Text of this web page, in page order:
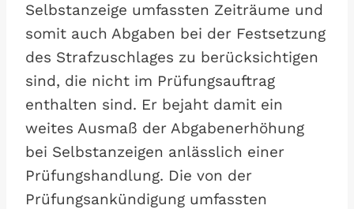
Selbstanzeige umfassten Zeiträume und
somit auch Abgaben bei der Festsetzung
des Strafzuschlages zu berücksichtigen
sind, die nicht im Prüfungsauftrag
enthalten sind. Er bejaht damit ein
weites Ausmaß der Abgabenerhöhung
bei Selbstanzeigen anlässlich einer
Prüfungshandlung. Die von der
Prüfungsankündigung umfassten